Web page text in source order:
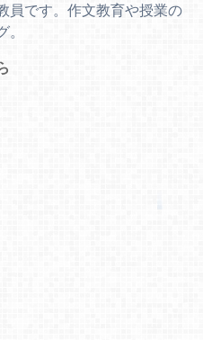
員です。作文教育や授業の